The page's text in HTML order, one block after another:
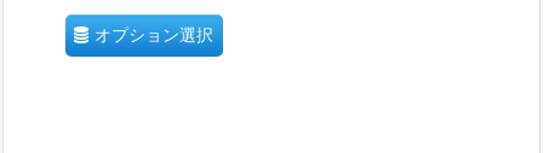
オプション選択